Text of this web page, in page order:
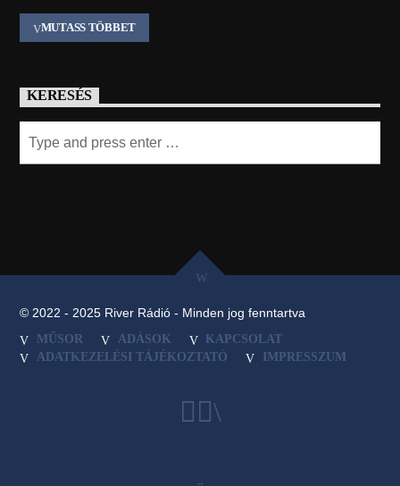
MUTASS TÖBBET
KERESÉS
© 2022 - 2025 River Rádió - Minden jog fenntartva
MŰSOR
ADÁSOK
KAPCSOLAT
ADATKEZELÉSI TÁJÉKOZTATÓ
IMPRESSZUM